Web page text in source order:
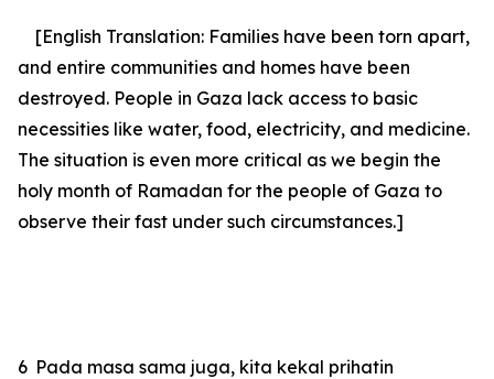
[English Translation: Families have been torn apart,
and entire communities and homes have been
destroyed. People in Gaza lack access to basic
necessities like water, food, electricity, and medicine.
The situation is even more critical as we begin the
holy month of Ramadan for the people of Gaza to
observe their fast under such circumstances.]
6 Pada masa sama juga, kita kekal prihatin